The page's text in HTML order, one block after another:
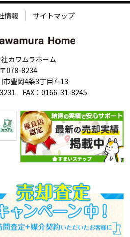
情報 サイトマップ
カワムラホーム
〒078-8234
市豊岡4条3丁目7-13
FAX：0166-31-8245